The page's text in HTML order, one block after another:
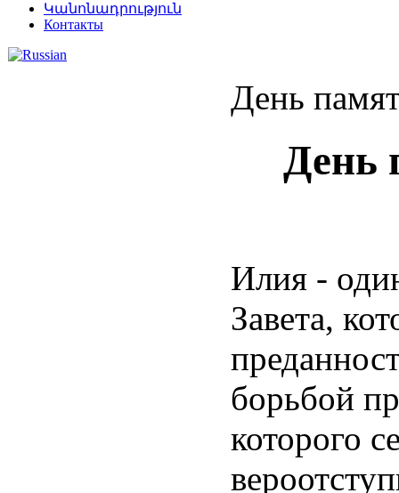
Կանոնադրություն
Контакты
День
День
Илия -
Завета,
борьбой
которого